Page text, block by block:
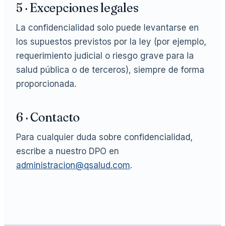
5 · Excepciones legales
La confidencialidad solo puede levantarse en
los supuestos previstos por la ley (por ejemplo,
requerimiento judicial o riesgo grave para la
salud pública o de terceros), siempre de forma
proporcionada.
6 · Contacto
Para cualquier duda sobre confidencialidad,
escribe a nuestro DPO en
administracion@qsalud.com.